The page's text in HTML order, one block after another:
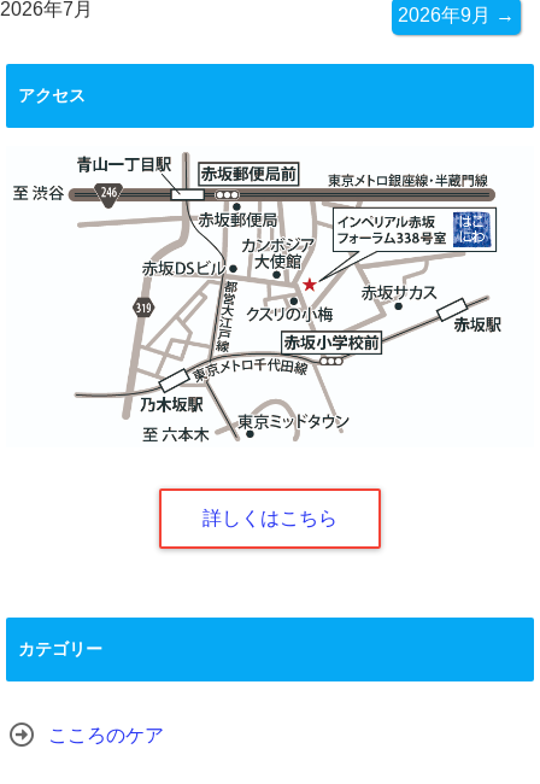
2026年7月 2026年9月 →
アクセス
詳しくはこちら
カテゴリー
こころのケア